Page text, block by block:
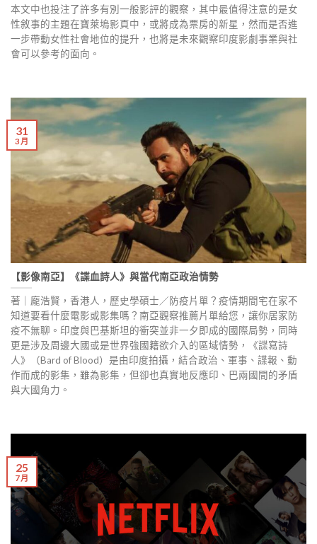
本文中也投注了許多有別一般影評的觀察，其中最值得注意的是女
性敘事的主題在寶萊塢影頁中，或將成為票房的新星，然而是否進
一步帶動女性社會地位的提升，也將是未來觀察印度影劇事業與社
會可以參考的面向。
【影像南亞】《諜血詩人》與當代南亞政治情勢
著｜龐浩賢，香港人，歷史學碩士／防疫片單？疫情期間宅在家不
知道要看什麼電影或影集嗎？南亞觀察推薦片單給您，讓你居家防
疫不無聊。印度與巴基斯坦的衝突並非一夕即成的國際局勢，同時
更是涉及周邊大國或是世界強國籍欲介入的區域情勢，《諜寫詩
人》（Bard of Blood）是由印度拍攝，結合政治、軍事、諜報、動
作而成的影集，雖為影集，但卻也真實地反應印、巴兩國間的矛盾
與大國角力。
31
3 月
25
7 月